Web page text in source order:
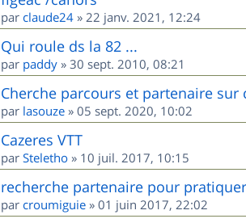
par claude24 » 22 janv. 2021, 12:24
Qui roule ds la 82 ...
par paddy » 30 sept. 2010, 08:21
Cherche parcours et partenaire sur
par lasouze » 05 sept. 2020, 10:02
Cazeres VTT
par Steletho » 10 juil. 2017, 10:15
recherche partenaire pour
par croumiguie » 01 juin 2017, 22:02